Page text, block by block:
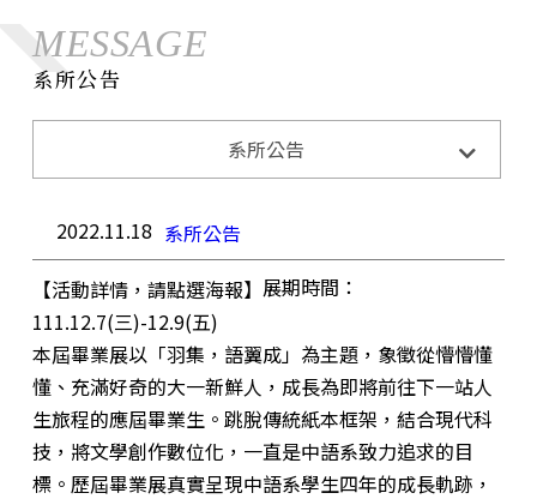
MESSAGE
系所公告
系所公告系所公告 招生訊息
2022.11.18 系所公告
【活動詳情，請點選海報】 展期時間：
111.12.7(三)-12.9(五)
本屆畢業展以「羽集，語翼成」為主題，象徵從懵懵懂
懂、充滿好奇的大一新鮮人，成長為即將前往下一站人
生旅程的應屆畢業生。跳脫傳統紙本框架，結合現代科
技，將文學創作數位化，一直是中語系致力追求的目
標。歷屆畢業展真實呈現中語系學生四年的成長軌跡，